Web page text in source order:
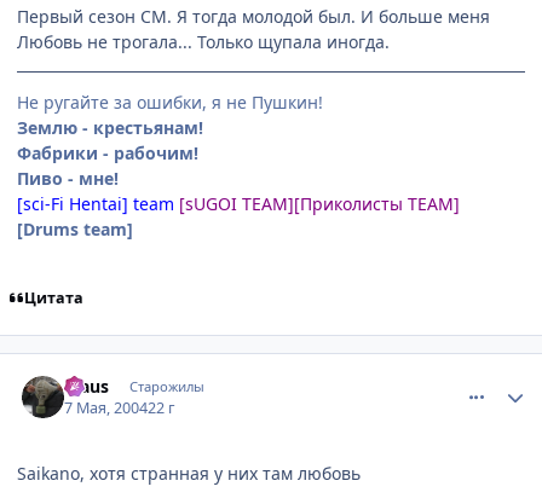
Первый сезон СМ. Я тогда молодой был. И больше меня
Любовь не трогала... Только щупала иногда.
Не ругайте за ошибки, я не Пушкин!
Землю - крестьянам!
Фабрики - рабочим!
Пиво - мне!
[sci-Fi Hentai] team [sUGOI TEAM][Приколисты TEAM]
[Drums team]
Цитата
klaus Старожилы
7 Мая, 200422 г
Saikano, хотя странная у них там любовь